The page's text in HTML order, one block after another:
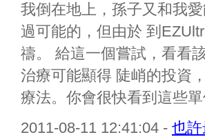
我倒在地上，孫子又和我
過可能的，但由於 到
禱。 給這一個嘗試，看看
治療可能顯得 陡峭的投資
療法。你會很快看到這些
2011-08-11 12:41:04 - 也